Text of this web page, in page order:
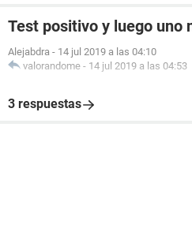
Test positivo y luego uno
Alejabdra - 14 jul 2019 a las 04:10
valorandome - 14 jul 2019 a las 04:53
3 respuestas